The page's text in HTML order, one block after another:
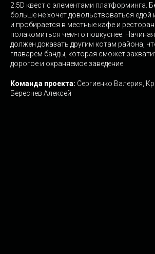
2.5D квест с элементами платформинга.
больше не хочет довольствоваться едой
и пробирается в местные кафе и
полакомиться чем-то повкуснее.
должен доказать другим котам района,
главарем банды, которая сможет
дорогое и охраняемое заведение.
Команда проекта: Сергиенко Валерия,
Береснев Алексей